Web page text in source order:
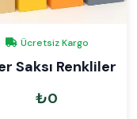
Ücretsiz Kargo
Saksı Renkliler
₺0